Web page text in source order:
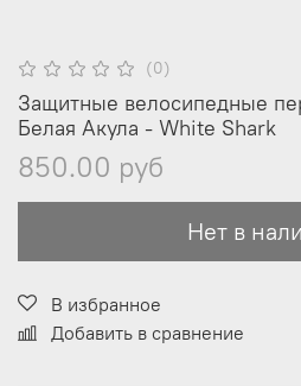
(0)
Защитные велосипедные
Белая Акула - White Shark
850.00 руб
Нет в
В избранное
Добавить в сравнение